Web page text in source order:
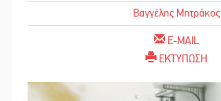
Βαγγέλης Μητράκος
E-MAIL
ΕΚΤΥΠΩΣΗ